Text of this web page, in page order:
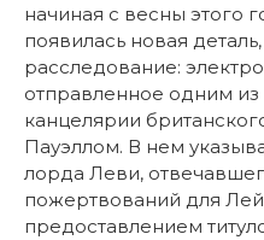
начиная с весны этого
появилась новая
расследование:
отправленное одним
канцелярии
Пауэллом. В нем
лорда Леви,
пожертвований для
предоставлением